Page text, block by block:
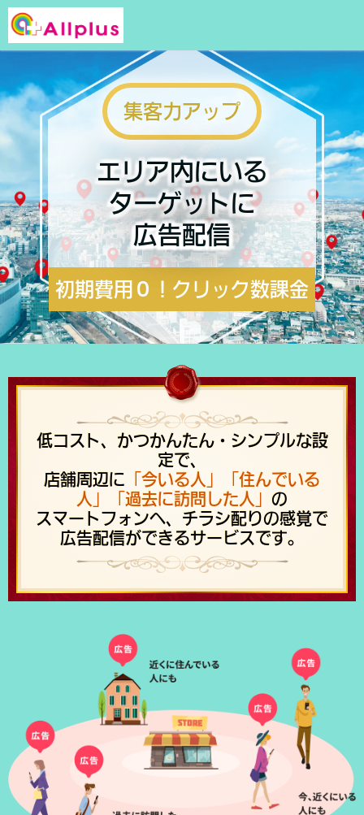
集客力アップ
エリア内にいる
ターゲットに
広告配信
初期費用０！クリック数課金
低コスト、かつかんたん・シンプルな設
定で、
店舗周辺に 「今いる人」「住んでいる
人」「過去に訪問した人」 の
スマートフォンへ、チラシ配りの感覚で
広告配信ができるサービスです。